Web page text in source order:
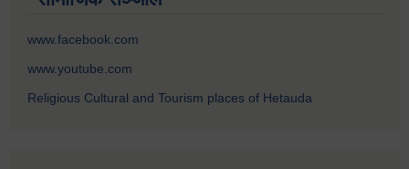
www.facebook.com
www.youtube.com
Religious Cultural and Tourism places of Hetauda